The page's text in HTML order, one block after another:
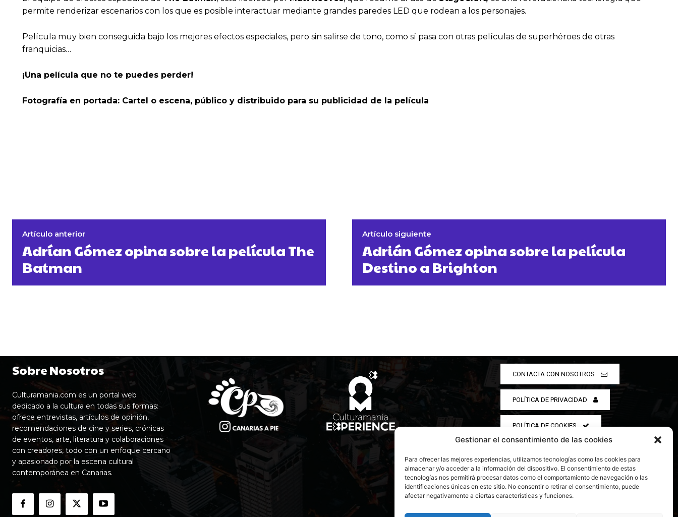
Gestionar el consentimiento de las cookies
Para ofrecer las mejores experiencias, utilizamos tecnologías como las cookies para
almacenar y/o acceder a la información del dispositivo. El consentimiento de estas
tecnologías nos permitirá procesar datos como el comportamiento de navegación o las
identificaciones únicas en este sitio. No consentir o retirar el consentimiento, puede
afectar negativamente a ciertas características y funciones.
permite renderizar escenarios con los que es posible interactuar mediante grandes paredes LED que rodean a los personajes.
Película muy bien conseguida bajo los mejores efectos especiales, pero sin salirse de tono, como sí pasa con otras películas de superhéroes de otras
franquicias…
¡Una película que no te puedes perder!
Fotografía en portada: Cartel o escena, público y distribuido para su publicidad de la película
Artículo anterior
Adrían Gómez opina sobre la película The
Batman
Artículo siguiente
Adrián Gómez opina sobre la película
Destino a Brighton
Sobre Nosotros
Culturamania.com es un portal web
dedicado a la cultura en todas sus formas:
ofrece entrevistas, artículos de opinión,
recomendaciones de cine y series, crónicas
de eventos, arte, literatura y colaboraciones
con creadores, todo con un enfoque cercano
y apasionado por la escena cultural
contemporánea en Canarias.
CONTACTA CON NOSOTROS
POLÍTICA DE PRIVACIDAD
POLÍTICA DE COOKIES